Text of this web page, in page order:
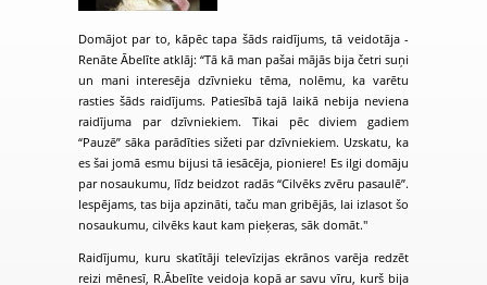
Domājot par to, kāpēc tapa šāds raidījums, tā veidotāja -
Renāte Ābelīte atklāj: “Tā kā man pašai mājās bija četri suņi
un mani interesēja dzīvnieku tēma, nolēmu, ka varētu
rasties šāds raidījums. Patiesībā tajā laikā nebija neviena
raidījuma par dzīvniekiem. Tikai pēc diviem gadiem
“Pauzē” sāka parādīties sižeti par dzīvniekiem. Uzskatu, ka
es šai jomā esmu bijusi tā iesācēja, pioniere! Es ilgi domāju
par nosaukumu, līdz beidzot radās “Cilvēks zvēru pasaulē”.
Iespējams, tas bija apzināti, taču man gribējās, lai izlasot šo
nosaukumu, cilvēks kaut kam pieķeras, sāk domāt."
Raidījumu, kuru skatītāji televīzijas ekrānos varēja redzēt
reizi mēnesī, R.Ābelīte veidoja kopā ar savu vīru, kurš bija